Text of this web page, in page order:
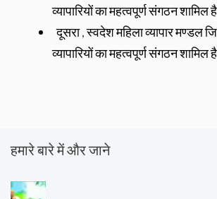
व्यापारियों का महत्वपूर्ण संगठन शामिल
दूसरा , स्वदेश महिला व्यापार मण्डल
व्यापारियों का महत्वपूर्ण संगठन शामिल
हमारे बारे में और जाने